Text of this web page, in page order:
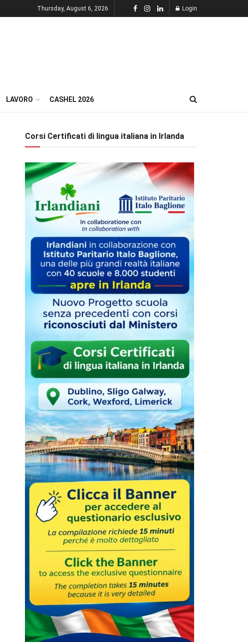
Thursday, August 6, 2026 Login
LAVORO CASHEL 2026
Corsi Certificati di lingua italiana in Irlanda